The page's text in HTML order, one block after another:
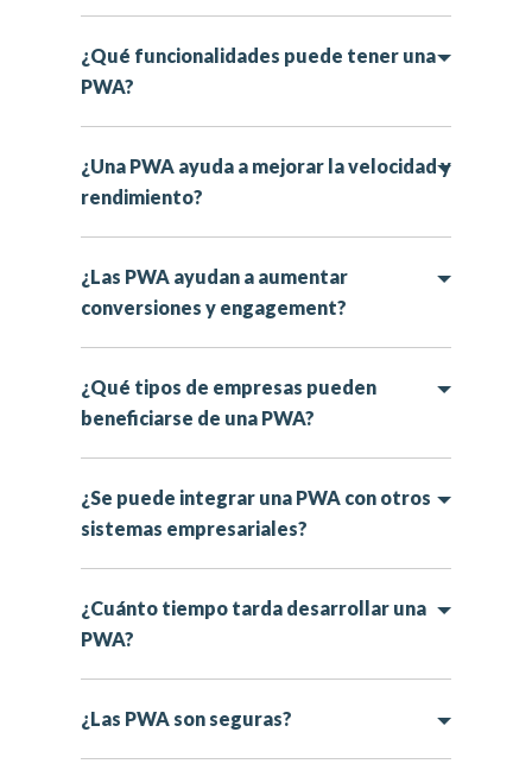
¿Qué funcionalidades puede tener una
PWA?
¿Una PWA ayuda a mejorar la velocidad y
rendimiento?
¿Las PWA ayudan a aumentar
conversiones y engagement?
¿Qué tipos de empresas pueden
beneficiarse de una PWA?
¿Se puede integrar una PWA con otros
sistemas empresariales?
¿Cuánto tiempo tarda desarrollar una
PWA?
¿Las PWA son seguras?